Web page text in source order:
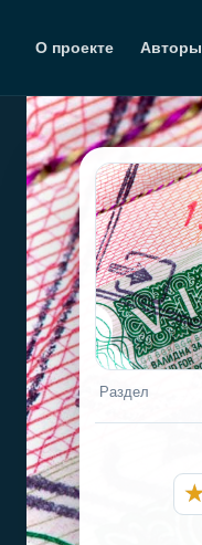
О проекте Авторы
Раздел